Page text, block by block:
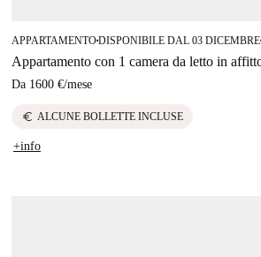
APPARTAMENTO■DISPONIBILE DAL 03 DICEMBRE■
Appartamento con 1 camera da letto in
Da 1600 €/mese
euro ALCUNE BOLLETTE INCLUSE
+info